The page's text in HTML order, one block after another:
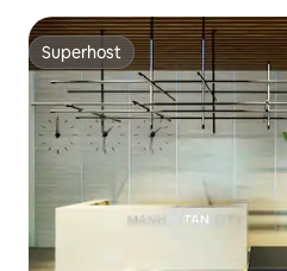
Superhost
Superhost